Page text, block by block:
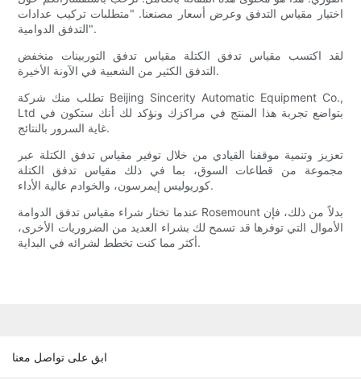
اختيار مقياس التدفق وعرض أسعار مصنعنا. "متطلبات تركيب عدادات
التدفق الدوامية".
لقد اكتسب مقياس تدفق الكتلة مقياس تدفق التوربينات منخفض
التدفق الكثير من الشعبية في الآونة الأخيرة.
تطلب منك شركة Beijing Sincerity Automatic Equipment Co.,
Ltd بتواضع تجربة هذا المنتج في مراكزك ونؤكد لك أنك ستكون في
غاية السرور بالنتائج.
تعزيز وتنمية موقفنا القيادي من خلال توفير مقياس تدفق الكتلة عبر
مجموعة من قطاعات السوق، بما في ذلك مقياس تدفق الكتلة
كوريوليس إيمرسون، والخوادم عالية الأداء.
عندما تختار شراء مقياس تدفق الدوامة Rosemount بدلاً من ذلك، فإن
الأموال التي توفرها قد تسمح لك بشراء العديد من الضروريات الأخرى،
أكثر مما كنت تخطط لشرائه في البداية.
ابق على تواصل معنا